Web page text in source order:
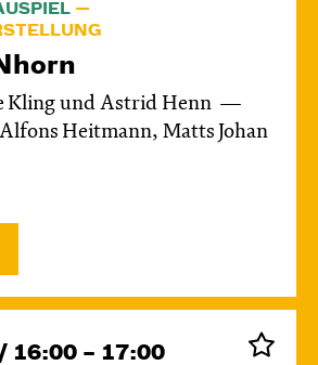
Kling und Astrid Henn
Heitmann, Matts Johan
16:00 – 17:00